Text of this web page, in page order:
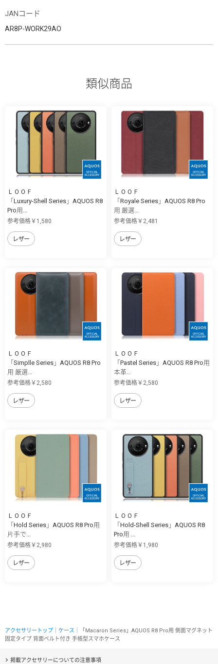
JANコード
AR8P-WORK29AO
類似商品
ＬＯＯＦ
「Luxury-Shell Series」AQUOS R8
Pro用...
参考価格￥1,580
レザー
ＬＯＯＦ
「Royale Series」AQUOS R8 Pro
用 厳選...
参考価格￥2,481
レザー
ＬＯＯＦ
「Simplle Series」AQUOS R8 Pro
用 厳選...
参考価格￥2,580
レザー
ＬＯＯＦ
「Pastel Series」AQUOS R8 Pro用
本革...
参考価格￥2,580
レザー
ＬＯＯＦ
「Hold Series」AQUOS R8 Pro用
片手で...
参考価格￥2,980
レザー
ＬＯＯＦ
「Hold-Shell Series」AQUOS R8
Pro用 ...
参考価格￥1,980
レザー
アクセサリートップ ケース ｜「Macaron Series」AQUOS R8 Pro用 側面マグネット
固定タイプ 背面ベルト付き 手帳型スマホケース
掲載アクセサリーについての注意事項